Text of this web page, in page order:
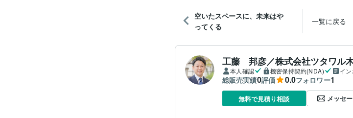
空いたスペースに、未来はや
ってくる
一覧に戻る
工藤 邦彦／株式会社ツタワル
本人確認 機密保持契約(NDA) イ
総販売実績0評価 0.0フォロワー1
無料で見積り相談 メッセ